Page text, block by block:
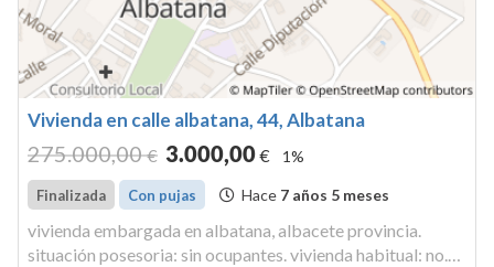
Vivienda en calle albatana, 44, Albatana
275.000,00 € 3.000,00€ 1%
Finalizada Con pujas Hace 7 años 5 meses
vivienda embargada en albatana, albacete provincia.
situación posesoria: sin ocupantes. vivienda habitual: no.